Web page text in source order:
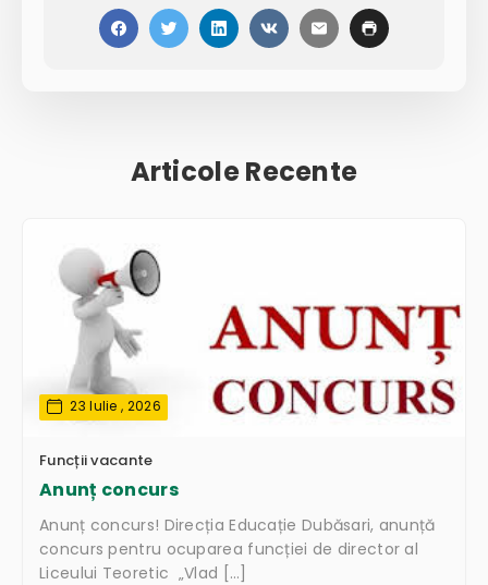
Articole Recente
23 Iulie , 2026
Funcții vacante
Anunț concurs
Anunț concurs! Direcția Educație Dubăsari, anunță
concurs pentru ocuparea funcției de director al
Liceului Teoretic „Vlad […]